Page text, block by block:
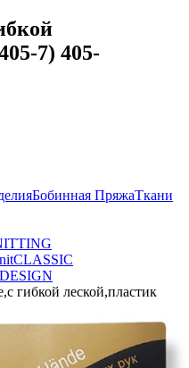
7) 405-
Бобинная ПряжаТкани
CLASSIC
леской,пластик